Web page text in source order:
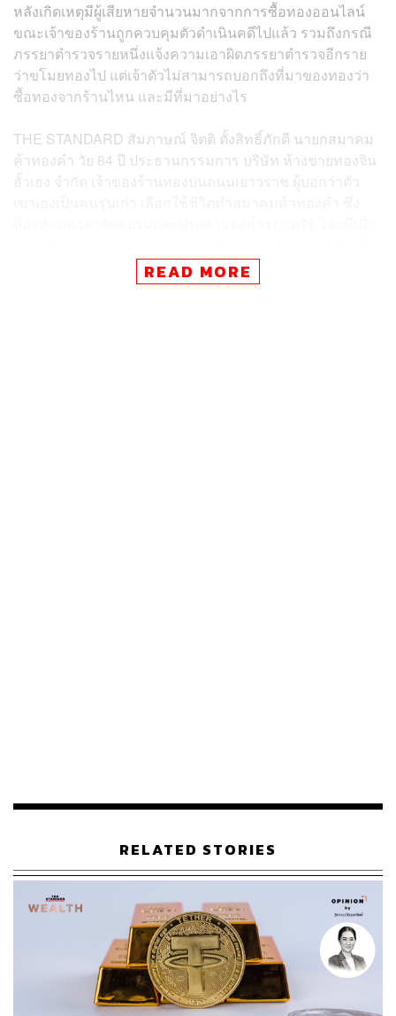
หลังเกิดเหตุมีผู้เสียหายจำนวนมากจากการซื้อทองออนไลน์
ขณะเจ้าของร้านถูกควบคุมตัวดำเนินคดีไปแล้ว รวมถึงกรณี
ภรรยาตำรวจรายหนึ่งแจ้งความเอาผิดภรรยาตำรวจอีกราย
ว่าขโมยทองไป แต่เจ้าตัวไม่สามารถบอกถึงที่มาของทองว่า
ซื้อทองจากร้านไหน และมีที่มาอย่างไร
THE STANDARD สัมภาษณ์ จิตติ ตั้งสิทธิ์ภักดี นายกสมาคม
ค้าทองคำ วัย 84 ปี ประธานกรรมการ บริษัท ห้างขายทองจิน
ฮั้วเฮง จำกัด เจ้าของร้านทองบนถนนเยาวราช ผู้บอกว่าตัว
ในประเทศและต่างประเทศ
ราะจริงๆ แล้วข้อมูลความรู้เรื่องทองคำมีราคาที่แน่นอน มี
ยออกห่างกันแค่ 100 บาท
ราคาทองแท่งซื้อเข้าขายออกห่างกัน 100 บาท ส่วนทองรูป
พรรณซื้อเข้าขายออกห่างกันหลายร้อยบาท มีความแตกต่าง
กัน ทองรูปพรรณค่ากำเหน็จต่อทองหนึ่งบาทอย่างน้อยก็ 700-
800 บาท ราคาตอนซื้อกับตอนขายจึงต่างกันหลายร้อย เวลา
มาขายกลับทองรูปพรรณจะถูกกว่าราคาทองแท่ง
READ MORE
RELATED STORIES